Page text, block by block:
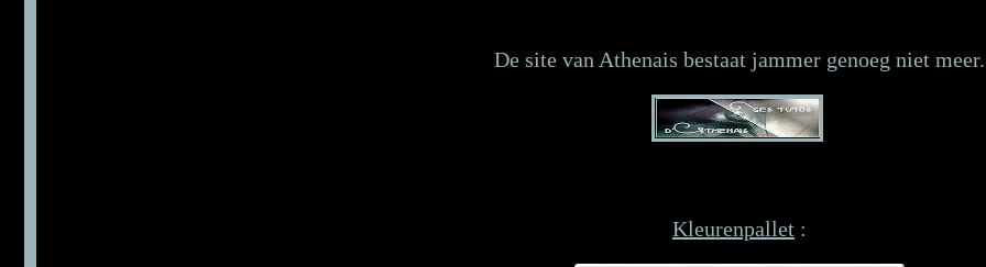
De site van Athenais bestaat jammer genoeg niet meer.
Kleurenpallet :